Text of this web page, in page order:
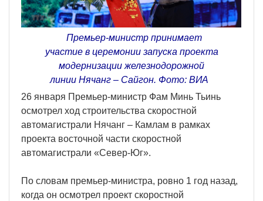
Премьер-министр принимает
участие в церемонии запуска проекта
модернизации железнодорожной
линии Нячанг – Сайгон. Фото: ВИА
26 января Премьер-министр Фам Минь Тьинь
осмотрел ход строительства скоростной
автомагистрали Нячанг – Камлам в рамках
проекта восточной части скоростной
автомагистрали «Север-Юг».
По словам премьер-министра, ровно 1 год назад,
когда он осмотрел проект скоростной